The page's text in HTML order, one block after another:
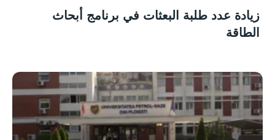
زيادة عدد طلبة البعثات في برنامج أبحاث
الطاقة